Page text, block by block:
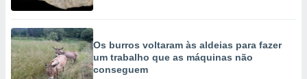
Os burros voltaram às aldeias para fazer
um trabalho que as máquinas não
conseguem